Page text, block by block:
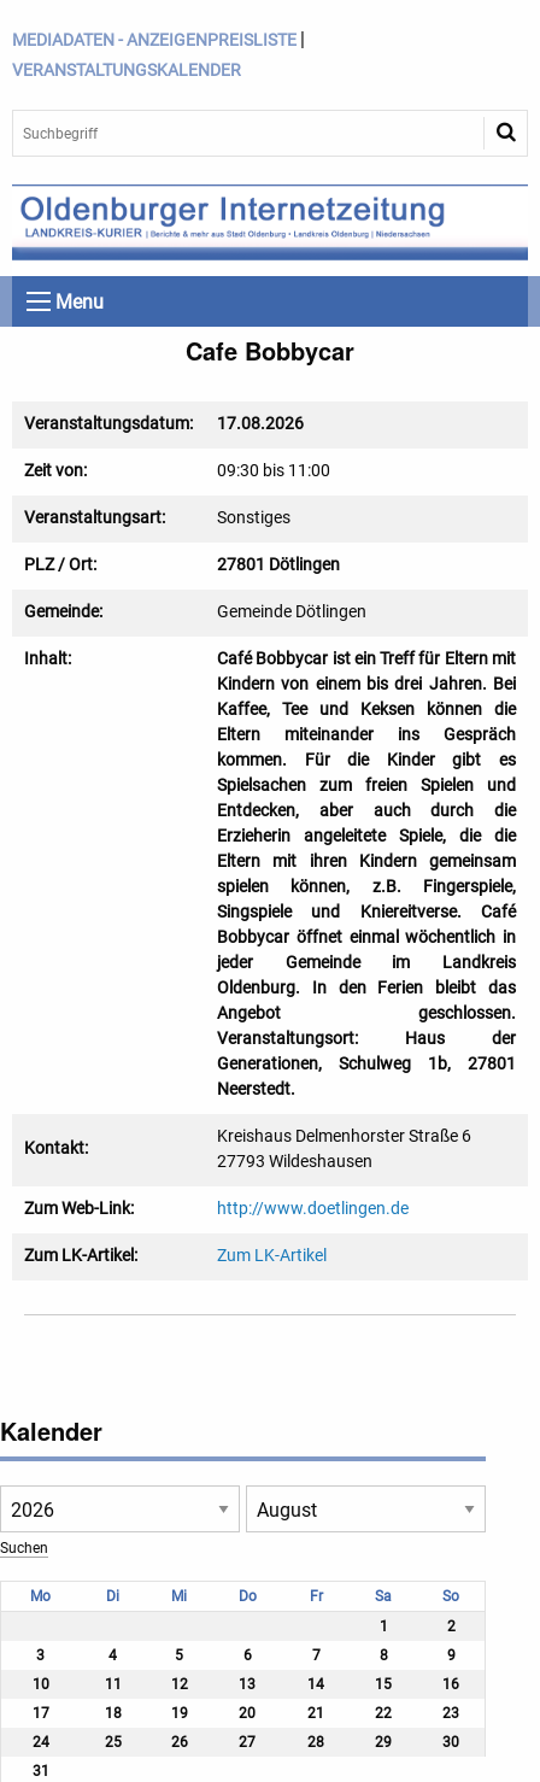
MEDIADATEN - ANZEIGENPREISLISTE |
VERANSTALTUNGSKALENDER
Menu
Cafe Bobbycar
Veranstaltungsdatum: 17.08.2026
Zeit von: 09:30 bis 11:00
Veranstaltungsart: Sonstiges
PLZ / Ort: 27801 Dötlingen
Gemeinde: Gemeinde Dötlingen
Inhalt:
Café Bobbycar ist ein Treff für Eltern mit
Kindern von einem bis drei Jahren. Bei
Kaffee, Tee und Keksen können die
Eltern miteinander ins Gespräch
kommen. Für die Kinder gibt es
Spielsachen zum freien Spielen und
Entdecken, aber auch durch die
Erzieherin angeleitete Spiele, die die
Eltern mit ihren Kindern gemeinsam
spielen können, z.B. Fingerspiele,
Singspiele und Kniereitverse. Café
Bobbycar öffnet einmal wöchentlich in
jeder Gemeinde im Landkreis
Oldenburg. In den Ferien bleibt das
Angebot geschlossen.
Veranstaltungsort: Haus der
Generationen, Schulweg 1b, 27801
Neerstedt.
Kontakt:
Kreishaus Delmenhorster Straße 6
27793 Wildeshausen
Zum Web-Link: http://www.doetlingen.de
Zum LK-Artikel: Zum LK-Artikel
Kalender
Mo Di Mi Do Fr Sa
So
1
2
3
4 5 6 7 8
9
10
11 12 13 14 15
16
17
18 19 20 21 22
23
24
25 26 27 28 29
30
31